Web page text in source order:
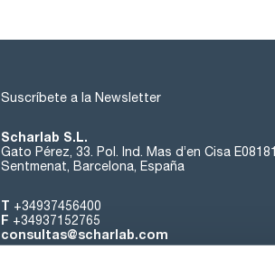
Suscríbete a la Newsletter
Scharlab S.L.
Gato Pérez, 33. Pol. Ind. Mas d’en Cisa E08181
Sentmenat, Barcelona, España
T +34937456400
F +34937152765
consultas@scharlab.com